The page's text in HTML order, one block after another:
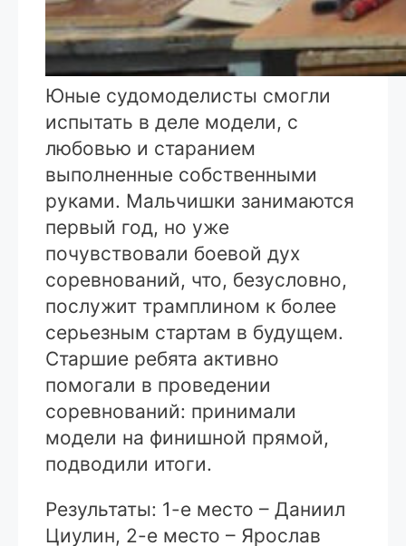
Юные судомоделисты смогли
испытать в деле модели, с
любовью и старанием
выполненные собственными
руками. Мальчишки занимаются
первый год, но уже
почувствовали боевой дух
соревнований, что, безусловно,
послужит трамплином к более
серьезным стартам в будущем.
Старшие ребята активно
помогали в проведении
соревнований: принимали
модели на финишной прямой,
подводили итоги.
Результаты: 1-е место – Даниил
Циулин, 2-е место – Ярослав